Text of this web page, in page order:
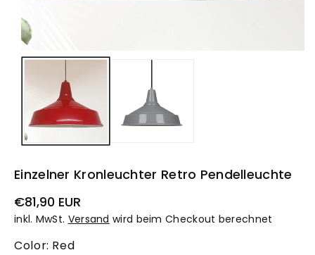
Einzelner Kronleuchter Retro Pendelleuchte
Normaler
Preis
€81,90 EUR
inkl. MwSt. Versand wird beim Checkout berechnet
Color: Red